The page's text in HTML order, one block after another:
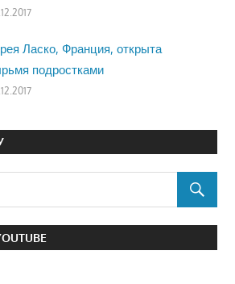
Ласко, Франция, открыта
подростками